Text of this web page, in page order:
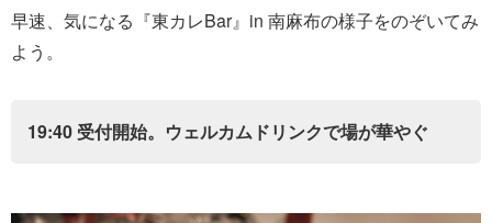
早速、気になる『東カレBar』in 南麻布の様子をのぞいてみ
よう。
19:40 受付開始。ウェルカムドリンクで場が華やぐ